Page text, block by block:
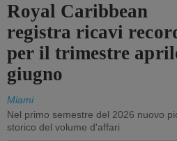
Royal Caribbean
registra ricavi
per il trimestre
giugno
Miami
Nel primo semestre del 2026 nuovo
storico del volume d'affari